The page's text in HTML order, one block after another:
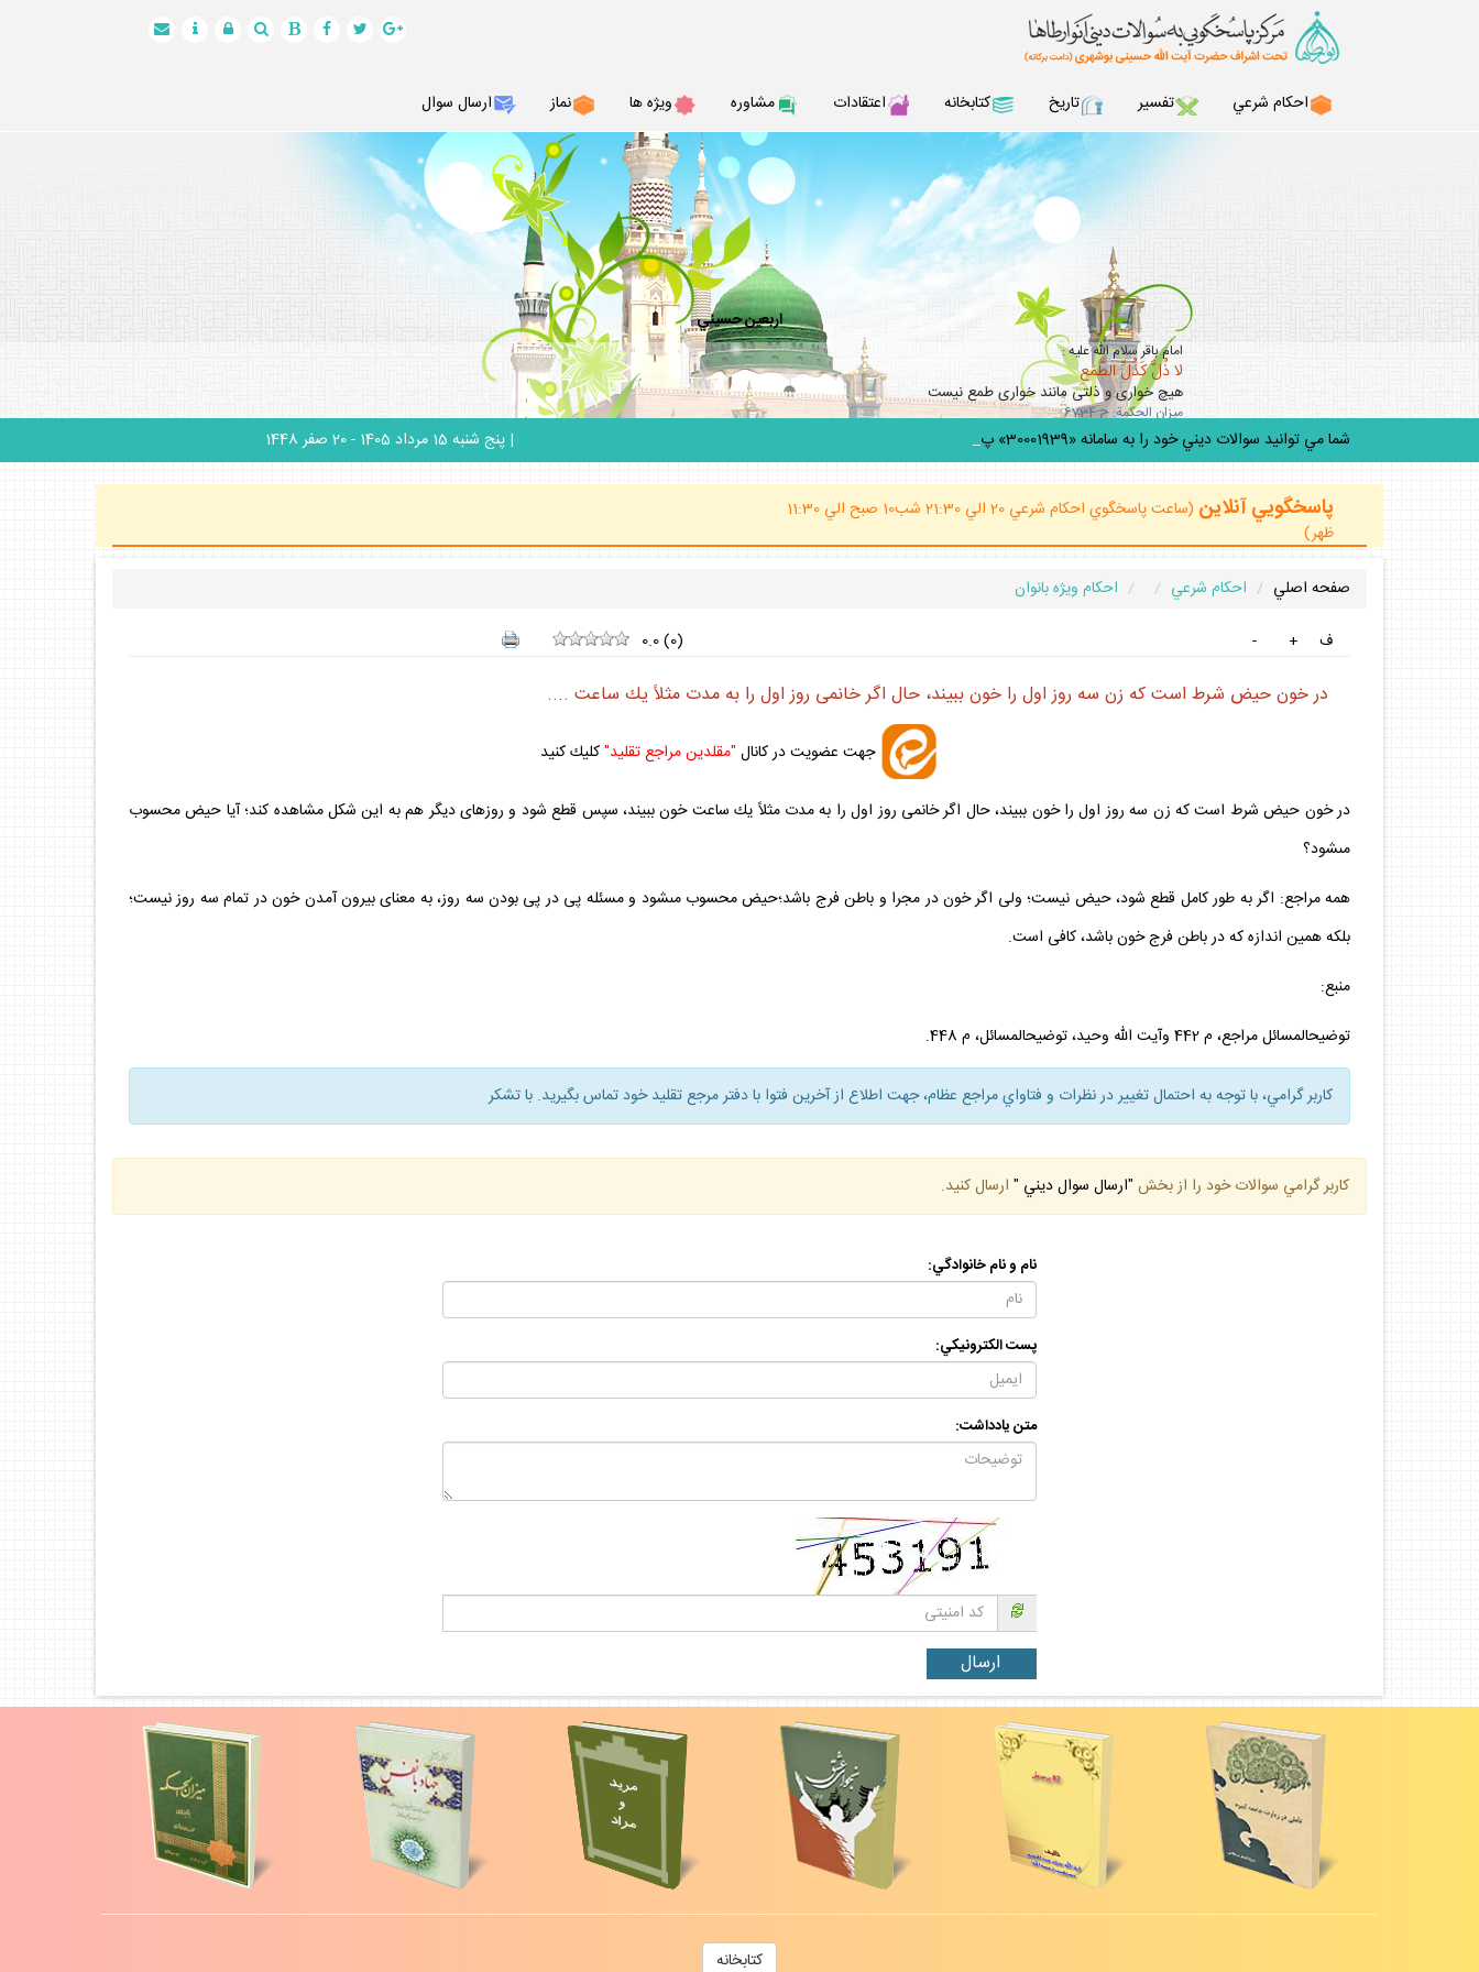
احكام شرعي تفسير تاريخ كتابخانه اعتقادات مشاوره ويژه ها نماز ارسال سوال
اربعين حسيني
امام باقر سلام الله عليه :
لا ذُلَّ كَذُلِّ الطَّمَعِ
هيچ خوارى و ذلتى مانند خوارى طمع نيست
ميزان الحكمة: ح 6734
شما مي توانيد سوالات ديني خود را به سامانه «30001939» پيامك ك | پنج شنبه 15 مرداد 1405 - 20 صفر 1448
پاسخگويي آنلاين
(ساعت پاسخگوي احكام شرعي 20 الي 21:30 شب10 صبح الي 11:30
ظهر)
صفحه اصلي احكام شرعي
احكام ويژه بانوان
ف
+
-
0.0(0)
در خون حيض شرط است كه زن سه روز اول را خون ببيند، حال اگر خانمى روز اول را به مدت مثلاً يك ساعت ....
جهت عضويت در كانال "مقلدين مراجع تقليد"كليك كنيد
در خون حيض شرط است كه زن سه روز اول را خون ببيند، حال اگر خانمى روز اول را به مدت مثلاً يك ساعت خون ببيند، سپس قطع شود و روزهاى ديگر هم به اين شكل مشاهده كند؛ آيا حيض محسوب
مى‏شود؟
همه مراجع: اگر به طور كامل قطع شود، حيض نيست؛ ولى اگر خون در مجرا و باطن فرج باشد؛حيض محسوب مى‏شود و مسئله پى در پى بودن سه روز، به معناى بيرون آمدن خون در تمام سه روز نيست؛
بلكه همين اندازه كه در باطن فرج خون باشد، كافى است.
منبع:
توضيح‏المسائل مراجع، م 442 وآيت الله وحيد، توضيح‏المسائل، م 448.
كاربر گرامي، با توجه به احتمال تغيير در نظرات و فتاواي مراجع عظام، جهت اطلاع از آخرين فتوا با دفتر مرجع تقليد خود تماس بگيريد. با تشكر
كاربر گرامي سوالات خود را از بخش "ارسال سوال ديني " ارسال كنيد.
نام و نام خانوادگي:
پست الكترونيكي:
متن يادداشت:
كتابخانه